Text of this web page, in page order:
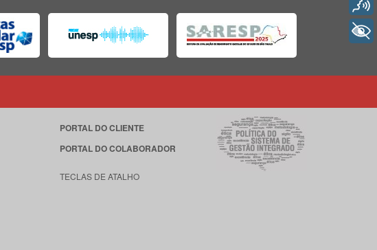
PORTAL DO CLIENTE
PORTAL DO COLABORADOR
TECLAS DE ATALHO
+ Acessibilidade